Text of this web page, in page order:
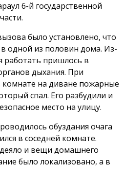
6-й государственной
было установлено, что
одной из половин дома. Из-
работать пришлось в
дыхания. При
на диване пожарные
спал. Его разбудили и
место на улицу.
обуздания очага
в соседней комнате.
и вещи домашнего
было локализовано, а в